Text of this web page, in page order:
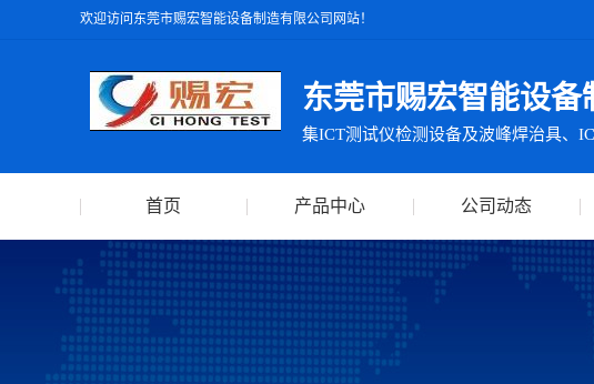
欢迎访问东莞市赐宏智能设备制造有限公司网站！
东莞市赐宏智能设备
首页 产品中心 公司动态